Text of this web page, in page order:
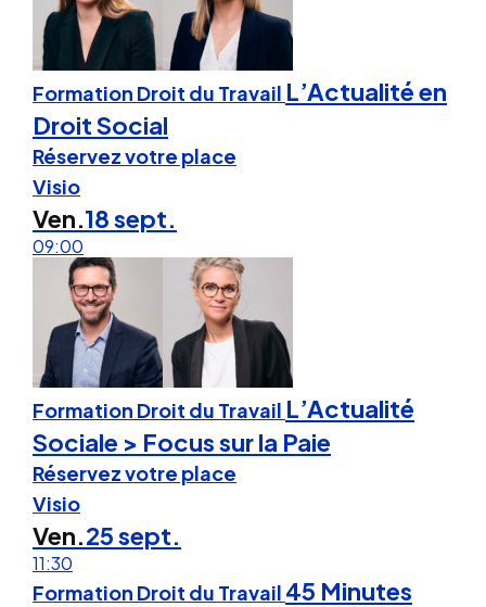
Formation Droit du Travail L’Actualité en
Droit Social
Réservez votre place
Visio
Ven.18 sept.
09:00
Formation Droit du Travail L’Actualité
Sociale > Focus sur la Paie
Réservez votre place
Visio
Ven.25 sept.
11:30
Formation Droit du Travail 45 Minutes